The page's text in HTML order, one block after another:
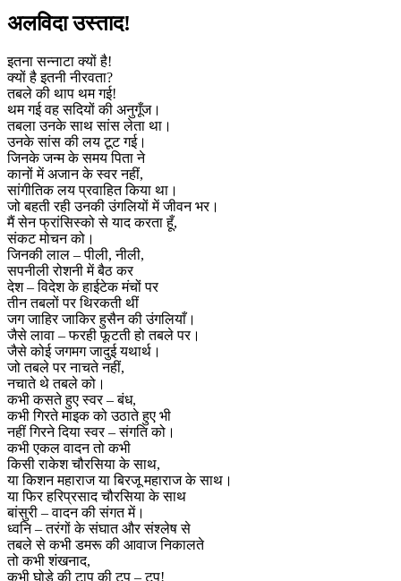
अलविदा उस्ताद!
इतना सन्नाटा क्यों है!
क्यों है इतनी नीरवता?
तबले की थाप थम गई!
थम गई वह सदियों की अनुगूँज।
तबला उनके साथ सांस लेता था।
उनके सांस की लय टूट गई।
जिनके जन्म के समय पिता ने
कानों में अजान के स्वर नहीं,
सांगीतिक लय प्रवाहित किया था।
जो बहती रही उनकी उंगलियों में जीवन भर।
मैं सेन फ्रांसिस्को से याद करता हूँ,
संकट मोचन को।
जिनकी लाल – पीली, नीली,
सपनीली रोशनी में बैठ कर
देश – विदेश के हाईटेक मंचों पर
तीन तबलों पर थिरकती थीं
जग जाहिर जाकिर हुसैन की उंगलियाँ।
जैसे लावा – फरही फूटती हो तबले पर।
जैसे कोई जगमग जादुई यथार्थ।
जो तबले पर नाचते नहीं,
नचाते थे तबले को।
कभी कसते हुए स्वर – बंध,
कभी गिरते माइक को उठाते हुए भी
नहीं गिरने दिया स्वर – संगति को।
कभी एकल वादन तो कभी
किसी राकेश चौरसिया के साथ,
या किशन महाराज या बिरजू महाराज के साथ।
या फिर हरिप्रसाद चौरसिया के साथ
बांसुरी – वादन की संगत में।
ध्वनि – तरंगों के संघात और संश्लेष से
तबले से कभी डमरू की आवाज निकालते
तो कभी शंखनाद,
कभी घोड़े की टाप की टप् – टप्!